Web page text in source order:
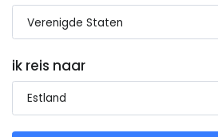
ik reis naar